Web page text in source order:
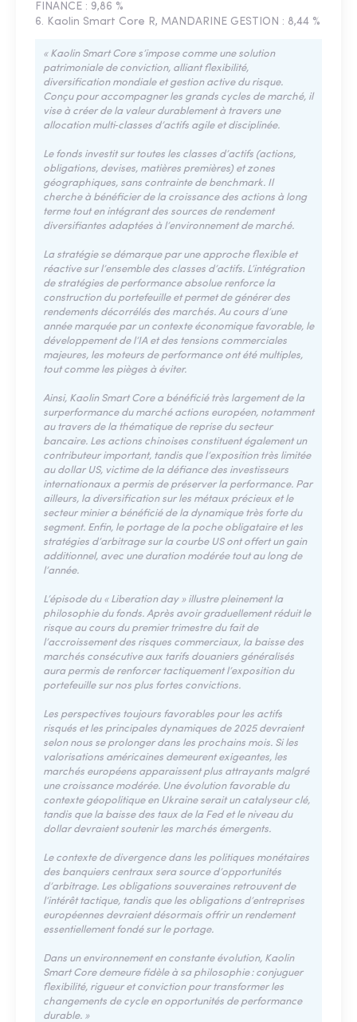
FINANCE : 9,86 %
6. Kaolin Smart Core R, MANDARINE GESTION : 8,44 %
« Kaolin Smart Core s’impose comme une solution
patrimoniale de conviction, alliant flexibilité,
diversification mondiale et gestion active du risque.
Conçu pour accompagner les grands cycles de marché, il
vise à créer de la valeur durablement à travers une
allocation multi‑classes d’actifs agile et disciplinée.
Le fonds investit sur toutes les classes d’actifs (actions,
obligations, devises, matières premières) et zones
géographiques, sans contrainte de benchmark. Il
cherche à bénéficier de la croissance des actions à long
terme tout en intégrant des sources de rendement
diversifiantes adaptées à l’environnement de marché.
La stratégie se démarque par une approche flexible et
réactive sur l’ensemble des classes d’actifs. L’intégration
de stratégies de performance absolue renforce la
construction du portefeuille et permet de générer des
rendements décorrélés des marchés. Au cours d’une
année marquée par un contexte économique favorable, le
développement de l’IA et des tensions commerciales
majeures, les moteurs de performance ont été multiples,
tout comme les pièges à éviter.
Ainsi, Kaolin Smart Core a bénéficié très largement de la
surperformance du marché actions européen, notamment
au travers de la thématique de reprise du secteur
bancaire. Les actions chinoises constituent également un
contributeur important, tandis que l’exposition très limitée
au dollar US, victime de la défiance des investisseurs
internationaux a permis de préserver la performance. Par
ailleurs, la diversification sur les métaux précieux et le
secteur minier a bénéficié de la dynamique très forte du
segment. Enfin, le portage de la poche obligataire et les
stratégies d’arbitrage sur la courbe US ont offert un gain
additionnel, avec une duration modérée tout au long de
l’année.
L’épisode du « Liberation day » illustre pleinement la
philosophie du fonds. Après avoir graduellement réduit le
risque au cours du premier trimestre du fait de
l’accroissement des risques commerciaux, la baisse des
marchés consécutive aux tarifs douaniers généralisés
aura permis de renforcer tactiquement l’exposition du
portefeuille sur nos plus fortes convictions.
Les perspectives toujours favorables pour les actifs
risqués et les principales dynamiques de 2025 devraient
selon nous se prolonger dans les prochains mois. Si les
valorisations américaines demeurent exigeantes, les
marchés européens apparaissent plus attrayants malgré
une croissance modérée. Une évolution favorable du
contexte géopolitique en Ukraine serait un catalyseur clé,
tandis que la baisse des taux de la Fed et le niveau du
dollar devraient soutenir les marchés émergents.
Le contexte de divergence dans les politiques monétaires
des banquiers centraux sera source d’opportunités
d’arbitrage. Les obligations souveraines retrouvent de
l’intérêt tactique, tandis que les obligations d’entreprises
européennes devraient désormais offrir un rendement
essentiellement fondé sur le portage.
Dans un environnement en constante évolution, Kaolin
Smart Core demeure fidèle à sa philosophie : conjuguer
flexibilité, rigueur et conviction pour transformer les
changements de cycle en opportunités de performance
durable. »